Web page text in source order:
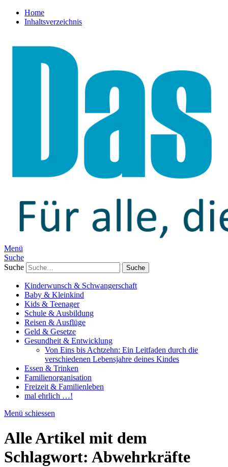
Home
Inhaltsverzeichnis
Menü
Suche
Suche
Kinderwunsch & Schwangerschaft
Baby & Kleinkind
Kids & Teenager
Schule & Ausbildung
Reisen & Ausflüge
Geld & Gesetze
Gesundheit & Entwicklung
Von Eins bis Achtzehn: Ein Leitfaden durch die
verschiedenen Lebensjahre deines Kindes
Essen & Trinken
Familienorganisation
Freizeit & Familienleben
mal ehrlich …!
Menü schiessen
Alle Artikel mit dem
Schlagwort: Abwehrkräfte